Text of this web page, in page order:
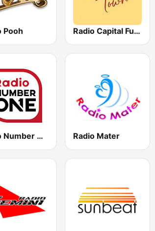
Pooh Radio Capital Funky Town
Radio Number One Radio Mater